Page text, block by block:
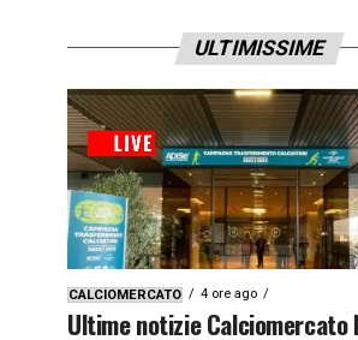
ULTIMISSIME
CALCIOMERCATO 4 ore ago
Ultime notizie Calciomercato